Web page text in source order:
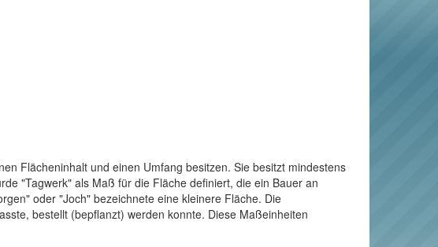
Flächeninhalt und einen Umfang besitzen. Sie besitzt mindestens
"Tagwerk" als Maß für die Fläche definiert, die ein Bauer an
oder "Joch" bezeichnete eine kleinere Fläche. Die
bestellt (bepflanzt) werden konnte. Diese Maßeinheiten